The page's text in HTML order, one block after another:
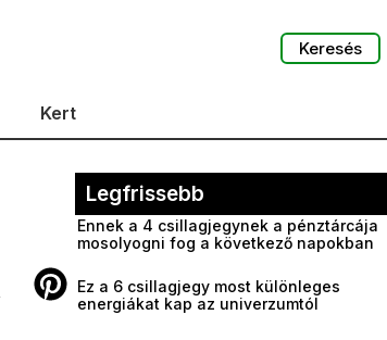
Keresés
Kert
Legfrissebb
Ennek a 4 csillagjegynek a pénztárcája
mosolyogni fog a következő napokban
Ez a 6 csillagjegy most különleges
energiákat kap az univerzumtól